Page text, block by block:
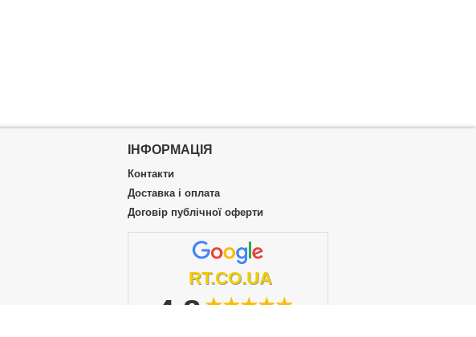
ІНФОРМАЦІЯ
Контакти
Доставка і оплата
Договір публічної оферти
RT.CO.UA
4.8 ★★★★★